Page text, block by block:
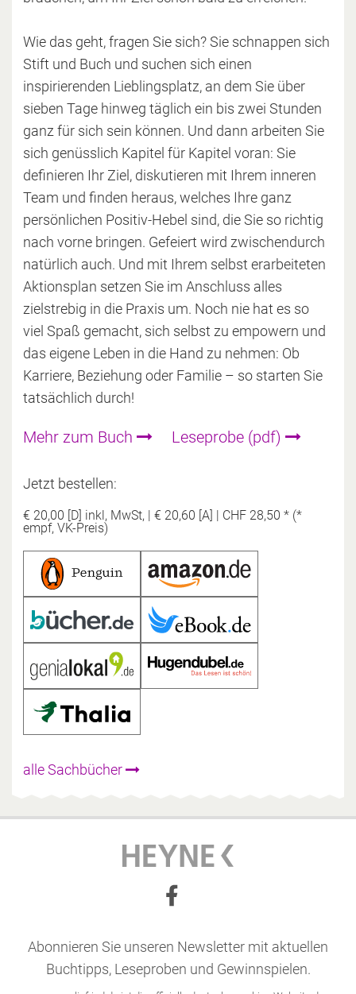
Wie das geht, fragen Sie sich? Sie schnappen sich
Stift und Buch und suchen sich einen
inspirierenden Lieblingsplatz, an dem Sie über
sieben Tage hinweg täglich ein bis zwei Stunden
ganz für sich sein können. Und dann arbeiten Sie
sich genüsslich Kapitel für Kapitel voran: Sie
definieren Ihr Ziel, diskutieren mit Ihrem inneren
Team und finden heraus, welches Ihre ganz
persönlichen Positiv-Hebel sind, die Sie so richtig
nach vorne bringen. Gefeiert wird zwischendurch
natürlich auch. Und mit Ihrem selbst erarbeiteten
Aktionsplan setzen Sie im Anschluss alles
zielstrebig in die Praxis um. Noch nie hat es so
viel Spaß gemacht, sich selbst zu empowern und
das eigene Leben in die Hand zu nehmen: Ob
Karriere, Beziehung oder Familie – so starten Sie
tatsächlich durch!
Mehr zum Buch Leseprobe (pdf)
Jetzt bestellen:
€ 20,00 [D] inkl, MwSt, € 20,60 [A]
CHF 28,50 * (*
empf, VK-Preis)
alle Sachbücher
Abonnieren Sie unseren Newsletter mit aktuellen
Buchtipps, Leseproben und Gewinnspielen.